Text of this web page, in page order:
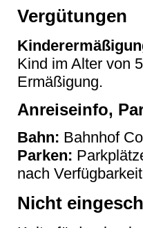
Vergütungen
Kind im Alter von
Ermäßigung.
Anreiseinfo,
Bahn: Bahnhof
Parken:
nach
Nicht